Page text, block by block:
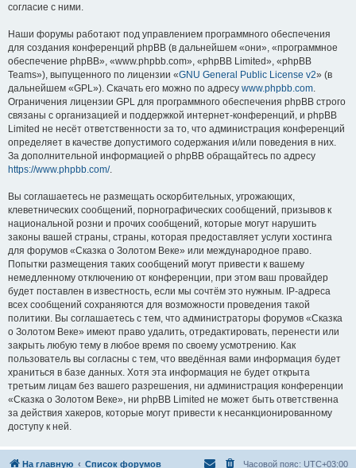
согласие с ними.
Наши форумы работают под управлением программного обеспечения
для создания конференций phpBB (в дальнейшем «они», «программное
обеспечение phpBB», «www.phpbb.com», «phpBB Limited», «phpBB
Teams»), выпущенного по лицензии «GNU General Public License v2» (в
дальнейшем «GPL»). Скачать его можно по адресу www.phpbb.com.
Ограничения лицензии GPL для программного обеспечения phpBB строго
связаны с организацией и поддержкой интернет-конференций, и phpBB
Limited не несёт ответственности за то, что администрация конференций
определяет в качестве допустимого содержания и/или поведения в них.
За дополнительной информацией о phpBB обращайтесь по адресу
https://www.phpbb.com/.
Вы соглашаетесь не размещать оскорбительных, угрожающих,
клеветнических сообщений, порнографических сообщений, призывов к
национальной розни и прочих сообщений, которые могут нарушить
законы вашей страны, страны, которая предоставляет услуги хостинга
для форумов «Сказка о Золотом Веке» или международное право.
Попытки размещения таких сообщений могут привести к вашему
немедленному отключению от конференции, при этом ваш провайдер
будет поставлен в известность, если мы сочтём это нужным. IP-адреса
всех сообщений сохраняются для возможности проведения такой
политики. Вы соглашаетесь с тем, что администраторы форумов «Сказка
о Золотом Веке» имеют право удалить, отредактировать, перенести или
закрыть любую тему в любое время по своему усмотрению. Как
пользователь вы согласны с тем, что введённая вами информация будет
храниться в базе данных. Хотя эта информация не будет открыта
третьим лицам без вашего разрешения, ни администрация конференции
«Сказка о Золотом Веке», ни phpBB Limited не может быть ответственна
за действия хакеров, которые могут привести к несанкционированному
доступу к ней.
На главную Список форумов Часовой пояс: UTC+03:00